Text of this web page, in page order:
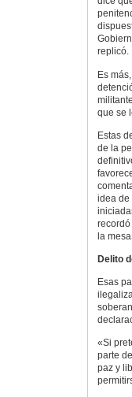
replicó.
Es
que se
Estas
de la
idea de
la
Delito
Esas
«Si
parte
paz y